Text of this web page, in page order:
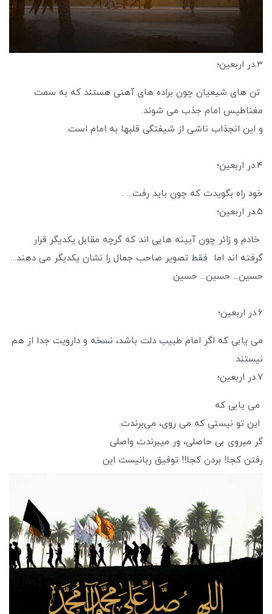
۳.در اربعین؛
تن های شیعیان چون براده های آهنی هستند که به سمت
مغناطیس امام جذب می شوند.
و این انجذاب ناشی از شیفتگی قلبها به امام است.
۴.در اربعین؛
خود راه بگویدت که چون باید رفت... .
۵.در اربعین؛
خادم و زائر چون آیینه هایی اند که گرچه مقابل یکدیگر قرار
گرفته اند اما فقط تصویر صاحب جمال را نشان یکدیگر می دهند...
حسین... حسین... حسین.
۶.در اربعین؛
می یابی که اگر امام طبیب دلت باشد، نسخه و دارویت جدا از هم
نیستند.
۷.در اربعین؛
می یابی که
این تو نیستی که می روی، می‌برندت.
گر میروی بی حاصلی، ور میبرندت واصلی
رفتن کجا! بردن کجا!! توفیق ربانیست این